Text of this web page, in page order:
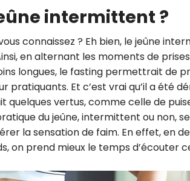
intermittent ?
connaissez ? Eh bien, le jeûne
en alternant les moments de
longues, le fasting permettrait de
pratiquants. Et c’est vrai qu’il a été
quelques vertus, comme celle de
du jeûne, intermittent ou non,
la sensation de faim. En effet, en
on prend mieux le temps d’écouter